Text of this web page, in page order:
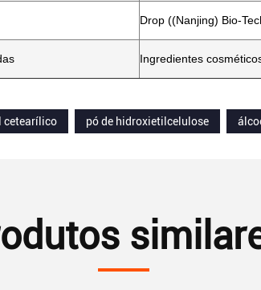
Drop ((Nanjing) Bio-
Ingredientes
cetearílico
pó de hidroxietilcelulose